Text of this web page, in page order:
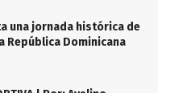
una jornada histórica de
República Dominicana